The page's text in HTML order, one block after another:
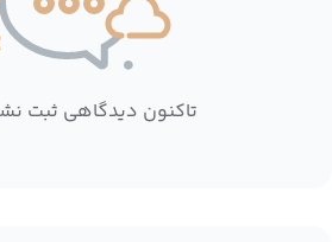
تاکنون دیدگاهی ثبت